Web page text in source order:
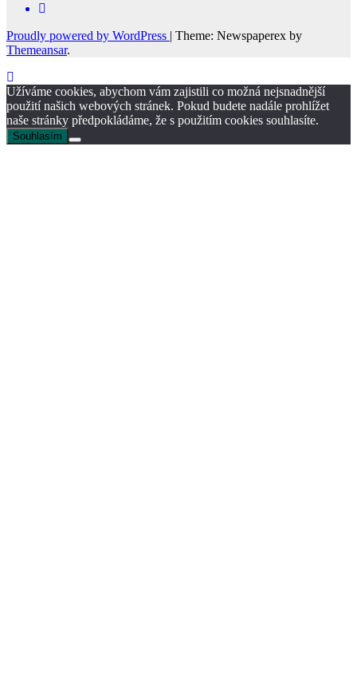
Proudly powered by WordPress | Theme: Newspaperex by
Themeansar.
Užíváme cookies, abychom vám zajistili co možná nejsnadnější
použití našich webových stránek. Pokud budete nadále prohlížet
naše stránky předpokládáme, že s použitím cookies souhlasíte.
Souhlasím